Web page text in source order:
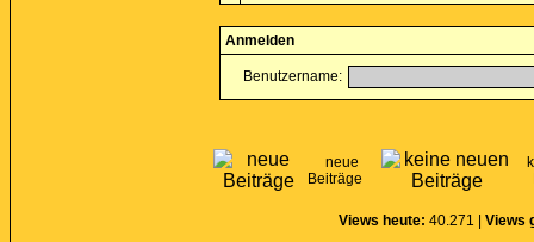
Anmelden
Benutzername:
neue
Beiträge
Views heute: 40.271 | Views